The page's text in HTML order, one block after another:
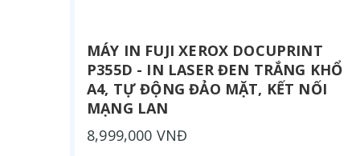
MÁY IN FUJI XEROX DOCUPRINT
P355D - IN LASER ĐEN TRẮNG KHỔ
A4, TỰ ĐỘNG ĐẢO MẶT, KẾT NỐI
MẠNG LAN
8,999,000 VNĐ